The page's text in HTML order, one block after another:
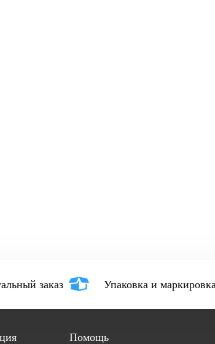
заказ Упаковка и
Помощь